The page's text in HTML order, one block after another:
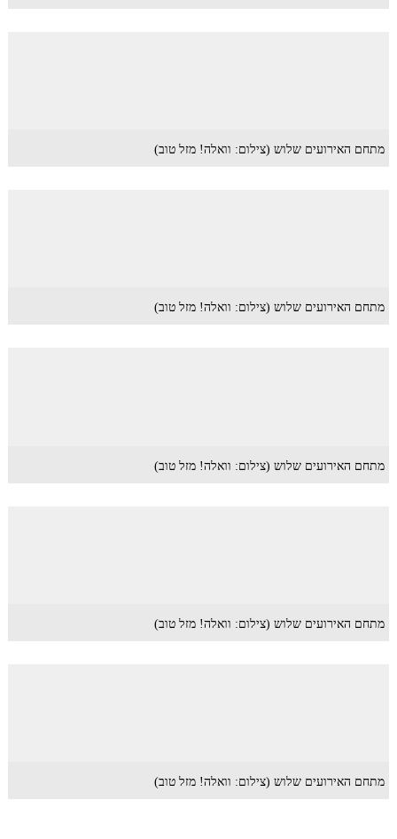
מתחם האירועים שלוש (צילום: וואלה! מזל טוב)
מתחם האירועים שלוש (צילום: וואלה! מזל טוב)
מתחם האירועים שלוש (צילום: וואלה! מזל טוב)
מתחם האירועים שלוש (צילום: וואלה! מזל טוב)
מתחם האירועים שלוש (צילום: וואלה! מזל טוב)